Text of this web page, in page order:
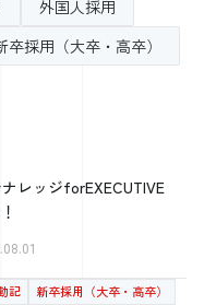
外国人採用
卒採用（大卒・高卒）
レッジforEXECUTIVE
記 新卒採用（大卒・高卒）